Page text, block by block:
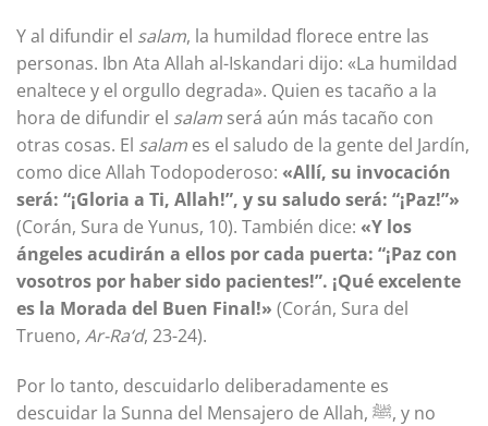
Y al difundir el salam, la humildad florece entre las
personas. Ibn Ata Allah al-Iskandari dijo: «La humildad
enaltece y el orgullo degrada». Quien es tacaño a la
hora de difundir el salam será aún más tacaño con
otras cosas. El salam es el saludo de la gente del Jardín,
como dice Allah Todopoderoso: «Allí, su invocación
será: “¡Gloria a Ti, Allah!”, y su saludo será: “¡Paz!”»
(Corán, Sura de Yunus, 10). También dice: «Y los
ángeles acudirán a ellos por cada puerta: “¡Paz con
vosotros por haber sido pacientes!”. ¡Qué excelente
es la Morada del Buen Final!» (Corán, Sura del
Trueno, Ar-Ra‘d, 23-24).
Por lo tanto, descuidarlo deliberadamente es
descuidar la Sunna del Mensajero de Allah, ﷺ, y no